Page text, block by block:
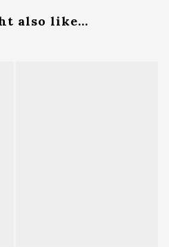
also like...